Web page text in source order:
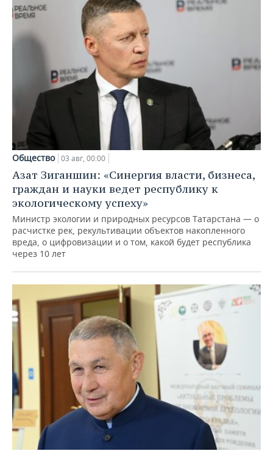
Общество 03 авг, 00:00
Азат Зиганшин: «Синергия власти, бизнеса,
граждан и науки ведет республику к
экологическому успеху»
Министр экологии и природных ресурсов Татарстана — о
расчистке рек, рекультивации объектов накопленного
вреда, о цифровизации и о том, какой будет республика
через 10 лет